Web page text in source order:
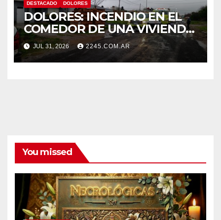
DESTACADO DOLORES
DOLORES: INCENDIO EN EL
COMEDOR DE UNA VIVIENDA
FUE CONTROLADO POR
BOMBEROS
JUL 31, 2026 2245.COM.AR
You missed